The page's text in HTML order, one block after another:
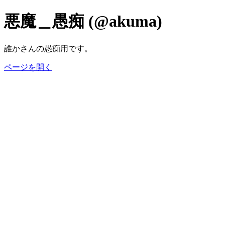
悪魔＿愚痴 (@akuma)
誰かさんの愚痴用です。
ページを開く